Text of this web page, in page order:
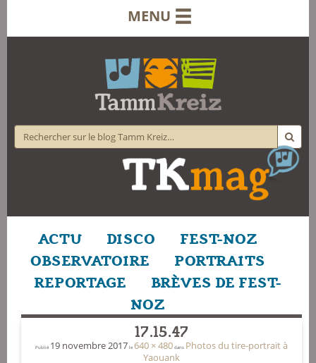
MENU
ACTU DISCO
FEST-NOZ
OBSERVATOIRE
PORTRAITS
REPORTAGE
BRÈVES DE FEST-
NOZ
17.15.47
Publié 19 novembre 2017 le 640 × 480 dans Photos du tire-portrait à
Yaouank